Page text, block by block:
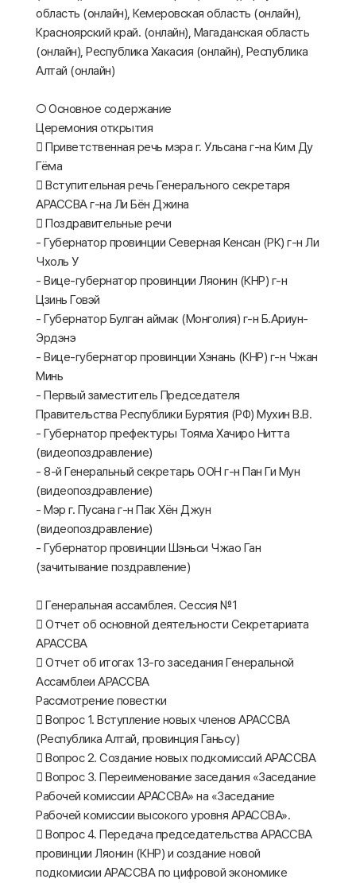
область (онлайн), Кемеровская область (онлайн),
Красноярский край. (онлайн), Магаданская область
(онлайн), Республика Хакасия (онлайн), Республика
Алтай (онлайн)
○ Основное содержание
Церемония открытия
 Приветственная речь мэра г. Ульсана г-на Ким Ду
Гёма
 Вступительная речь Генерального секретаря
АРАССВА г-на Ли Бён Джина
 Поздравительные речи
- Губернатор провинции Северная Кенсан (РК) г-н Ли
Чхоль У
- Вице-губернатор провинции Ляонин (КНР) г-н
Цзинь Говэй
- Губернатор Булган аймак (Монголия) г-н Б.Ариун-
Эрдэнэ
- Вице-губернатор провинции Хэнань (КНР) г-н Чжан
Минь
- Первый заместитель Председателя
Правительства Республики Бурятия (РФ) Мухин В.В.
- Губернатор префектуры Тояма Хачиро Нитта
(видеопоздравление)
- 8-й Генеральный секретарь ООН г-н Пан Ги Мун
(видеопоздравление)
- Мэр г. Пусана г-н Пак Хён Джун
(видеопоздравление)
- Губернатор провинции Шэньси Чжао Ган
(зачитывание поздравление)
 Генеральная ассамблея. Сессия №1
 Отчет об основной деятельности Секретариата
АРАССВА
 Отчет об итогах 13-го заседания Генеральной
Ассамблеи АРАССВА
Рассмотрение повестки
 Вопрос 1. Вступление новых членов АРАССВА
(Республика Алтай, провинция Ганьсу)
 Вопрос 2. Создание новых подкомиссий АРАССВА
 Вопрос 3. Переименование заседания «Заседание
Рабочей комиссии АРАССВА» на «Заседание
Рабочей комиссии высокого уровня АРАССВА».
 Вопрос 4. Передача председательства АРАССВА
провинции Ляонин (КНР) и создание новой
подкомисии АРАССВА по цифровой экономике